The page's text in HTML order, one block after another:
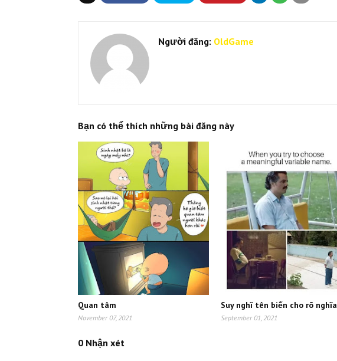
Người đăng: OldGame
Bạn có thể thích những bài đăng này
Quan tâm
November 07, 2021
Suy nghĩ tên biến cho rõ nghĩa
September 01, 2021
0 Nhận xét